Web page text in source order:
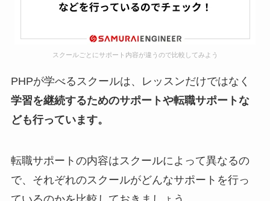
スクールごとにサポート内容が違うので比較してみよう
PHPが学べるスクールは、レッスンだけではなく
学習を継続するためのサポートや転職サポートな
ども行っています。
転職サポートの内容はスクールによって異なるの
で、それぞれのスクールがどんなサポートを行っ